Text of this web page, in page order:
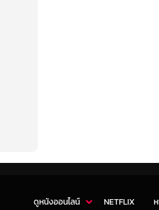
ดูหนังออนไลน์ NETFLIX